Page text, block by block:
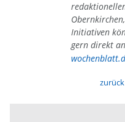
Initiativen
gern direkt an